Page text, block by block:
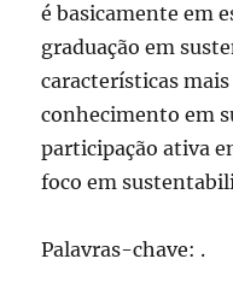
é basicamente em
graduação em
características
conhecimento em
participação ativa
foco em
Palavras-chave: .